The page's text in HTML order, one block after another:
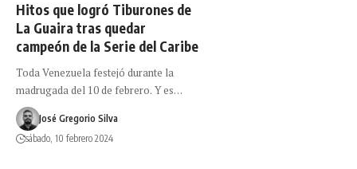
Hitos que logró Tiburones de
La Guaira tras quedar
campeón de la Serie del Caribe
Toda Venezuela festejó durante la
madrugada del 10 de febrero. Y es…
José Gregorio Silva
sábado, 10 febrero 2024